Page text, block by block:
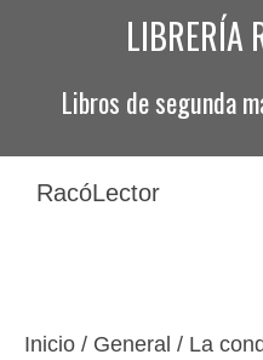
LIBRERÍA
Libros de segunda
RacóLector
Inicio / General / La